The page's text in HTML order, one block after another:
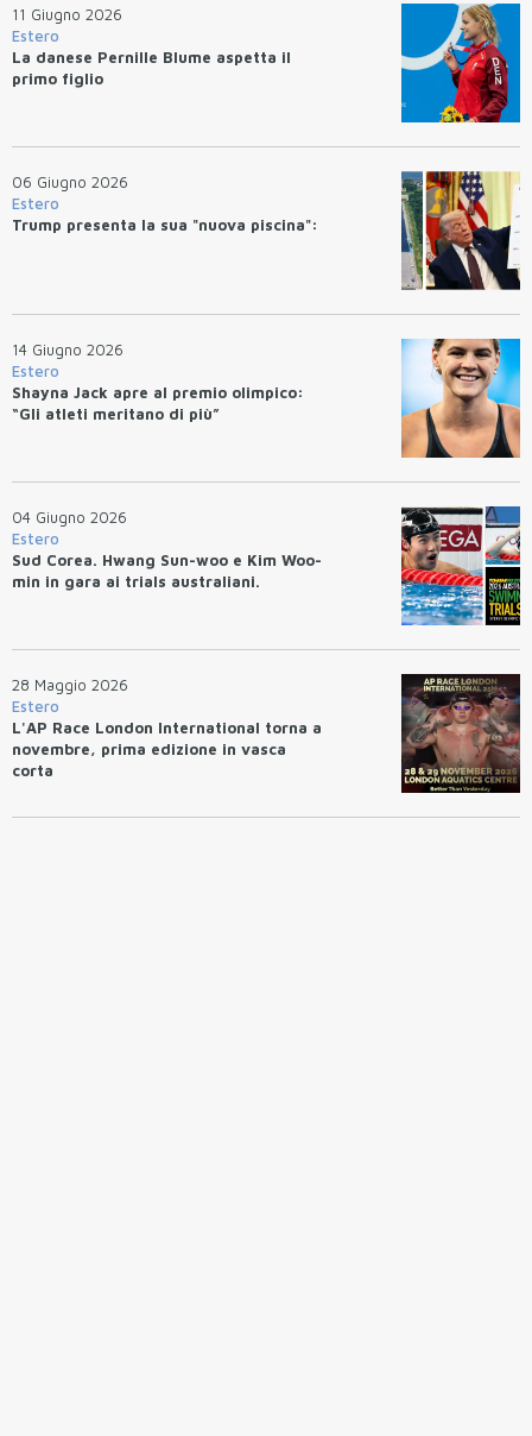
11 Giugno 2026
Estero
La danese Pernille Blume aspetta il
primo figlio
06 Giugno 2026
Estero
Trump presenta la sua "nuova piscina":
14 Giugno 2026
Estero
Shayna Jack apre al premio olimpico:
“Gli atleti meritano di più”
04 Giugno 2026
Estero
Sud Corea. Hwang Sun-woo e Kim Woo-
min in gara ai trials australiani.
28 Maggio 2026
Estero
L'AP Race London International torna a
novembre, prima edizione in vasca
corta